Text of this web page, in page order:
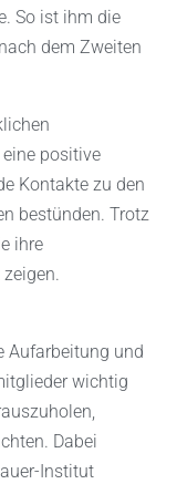
So ist ihm die
dem Zweiten
positive
Kontakte zu den
bestünden. Trotz
ihre
Aufarbeitung und
wichtig
Dabei
Institut